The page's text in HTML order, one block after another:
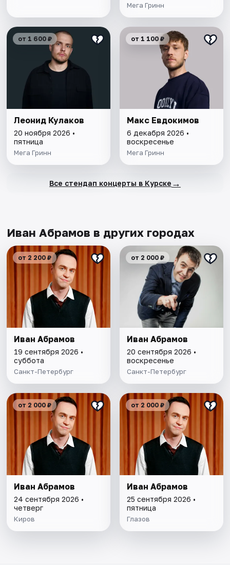
Мега Гринн
от 1 600 ₽
Леонид Кулаков
20 ноября 2026 •
пятница
Мега Гринн
от 1 100 ₽
Макс Евдокимов
6 декабря 2026 •
воскресенье
Мега Гринн
Все стендап концерты в Курске →
Иван Абрамов в других городах
от 2 200 ₽
Иван Абрамов
19 сентября 2026 •
суббота
Санкт-Петербург
от 2 000 ₽
Иван Абрамов
20 сентября 2026 •
воскресенье
Санкт-Петербург
от 2 000 ₽
Иван Абрамов
24 сентября 2026 •
четверг
Киров
от 2 000 ₽
Иван Абрамов
25 сентября 2026 •
пятница
Глазов